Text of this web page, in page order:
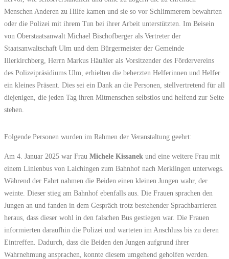
Menschen Anderen zu Hilfe kamen und sie so vor Schlimmerem bewahrten
oder die Polizei mit ihrem Tun bei ihrer Arbeit unterstützten. Im Beisein
von Oberstaatsanwalt Michael Bischofberger als Vertreter der
Staatsanwaltschaft Ulm und dem Bürgermeister der Gemeinde
Illerkirchberg, Herrn Markus Häußler als Vorsitzender des Fördervereins
des Polizeipräsidiums Ulm, erhielten die beherzten Helferinnen und Helfer
ein kleines Präsent. Dies sei ein Dank an die Personen, stellvertretend für all
diejenigen, die jeden Tag ihren Mitmenschen selbstlos und helfend zur Seite
stehen.
Folgende Personen wurden im Rahmen der Veranstaltung geehrt:
Am 4. Januar 2025 war Frau Michele Kissanek und eine weitere Frau mit
einem Linienbus von Laichingen zum Bahnhof nach Merklingen unterwegs.
Während der Fahrt nahmen die Beiden einen kleinen Jungen wahr, der
weinte. Dieser stieg am Bahnhof ebenfalls aus. Die Frauen sprachen den
Jungen an und fanden in dem Gespräch trotz bestehender Sprachbarrieren
heraus, dass dieser wohl in den falschen Bus gestiegen war. Die Frauen
informierten daraufhin die Polizei und warteten im Anschluss bis zu deren
Eintreffen. Dadurch, dass die Beiden den Jungen aufgrund ihrer
Wahrnehmung ansprachen, konnte diesem umgehend geholfen werden.